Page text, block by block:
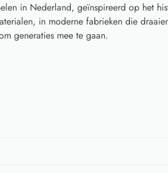
in Nederland, geïnspireerd op het
in moderne fabrieken die
generaties mee te gaan.